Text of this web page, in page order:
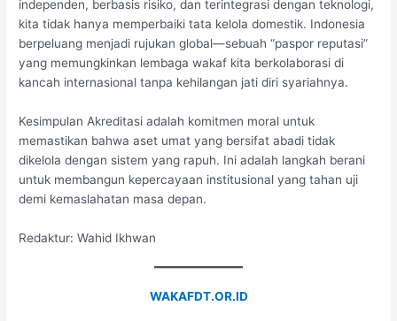
independen, berbasis risiko, dan terintegrasi dengan teknologi,
kita tidak hanya memperbaiki tata kelola domestik. Indonesia
berpeluang menjadi rujukan global—sebuah “paspor reputasi”
yang memungkinkan lembaga wakaf kita berkolaborasi di
kancah internasional tanpa kehilangan jati diri syariahnya.
Kesimpulan Akreditasi adalah komitmen moral untuk
memastikan bahwa aset umat yang bersifat abadi tidak
dikelola dengan sistem yang rapuh. Ini adalah langkah berani
untuk membangun kepercayaan institusional yang tahan uji
demi kemaslahatan masa depan.
Redaktur: Wahid Ikhwan
WAKAFDT.OR.ID